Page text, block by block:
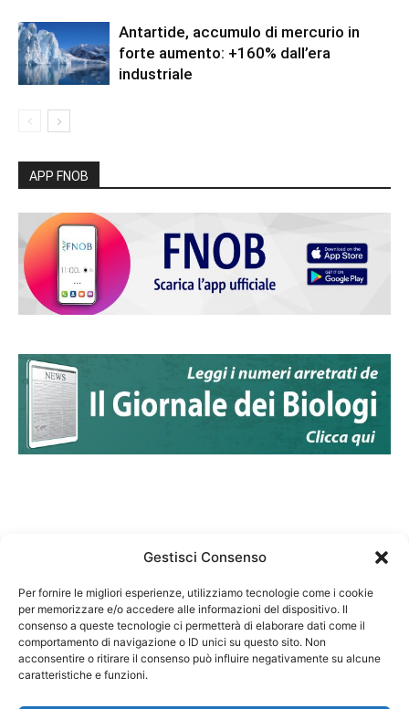
Gestisci Consenso
Per fornire le migliori esperienze, utilizziamo tecnologie come i cookie
per memorizzare e/o accedere alle informazioni del dispositivo. Il
consenso a queste tecnologie ci permetterà di elaborare dati come il
comportamento di navigazione o ID unici su questo sito. Non
acconsentire o ritirare il consenso può influire negativamente su alcune
caratteristiche e funzioni.
Antartide, accumulo di mercurio in
forte aumento: +160% dall’era
industriale
APP FNOB
Federazione Nazionale Degli Ordini dei Biologi:
codice fiscale 80069130583
Responsabile sito internet www.fnob.it: